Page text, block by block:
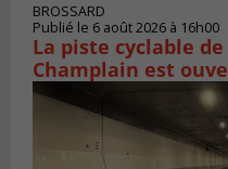
BROSSARD
Publié le 6 août 2026 à 16h00
La piste cyclable
Champlain est